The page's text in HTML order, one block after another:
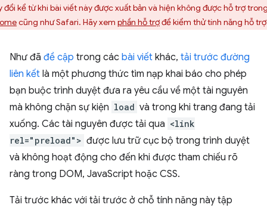
đổi kể từ khi bài viết này được xuất bản và hiện không được hỗ trợ
cũng như Safari. Hãy xem phần hỗ trợđể kiểm thử tính năng hỗ
Như đã đề cập trong các bài viết khác, tải trước đường
liên kết là một phương thức tìm nạp khai báo cho phép
bạn buộc trình duyệt đưa ra yêu cầu về một tài nguyên
mà không chặn sự kiện load và trong khi trang đang tải
xuống. Các tài nguyên được tải qua <link
rel="preload"> được lưu trữ cục bộ trong trình duyệt
và không hoạt động cho đến khi được tham chiếu rõ
ràng trong DOM, JavaScript hoặc CSS.
Tải trước khác với tải trước ở chỗ tính năng này tập